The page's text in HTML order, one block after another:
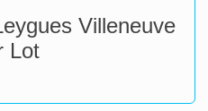
Villeneuve
Lot